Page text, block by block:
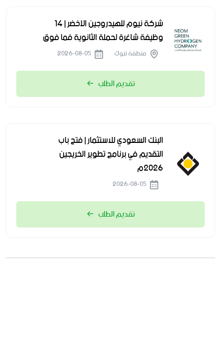
شركة نيوم للهيدروجين الأخضر | 14
وظيفة شاغرة لحملة الثانوية فما فوق
منطقة تبوك
تقديم الطلب
البنك السعودي للاستثمار | فتح باب
التقديم في برنامج تطوير الخريجين
2026م
تقديم الطلب